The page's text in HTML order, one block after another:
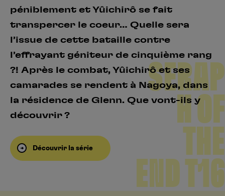
péniblement et Yûichirô se fait
transpercer le coeur… Quelle sera
l’issue de cette bataille contre
l’effrayant géniteur de cinquième rang
?! Après le combat, Yûichirô et ses
camarades se rendent à Nagoya, dans
la résidence de Glenn. Que vont-ils y
découvrir ?
Découvrir la série
SERAP
H OF
THE
END T16